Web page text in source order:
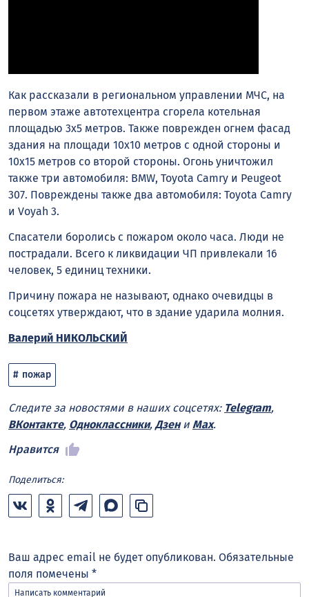
Как рассказали в региональном управлении МЧС, на
первом этаже автотехцентра сгорела котельная
площадью 3х5 метров. Также поврежден огнем фасад
здания на площади 10х10 метров с одной стороны и
10х15 метров со второй стороны. Огонь уничтожил
также три автомобиля: BMW, Toyota Camry и Peugeot
307. Повреждены также два автомобиля: Toyota Camry
и Voyah 3.
Спасатели боролись с пожаром около часа. Люди не
пострадали. Всего к ликвидации ЧП привлекали 16
человек, 5 единиц техники.
Причину пожара не называют, однако очевидцы в
соцсетях утверждают, что в здание ударила молния.
Валерий НИКОЛЬСКИЙ
пожар
Следите за новостями в наших соцсетях: Telegram,
ВКонтакте, Одноклассники, Дзени Max.
Нравится
Поделиться:
Ваш адрес email не будет опубликован. Обязательные
поля помечены *